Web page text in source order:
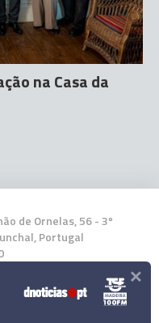
na Casa da
de Ornelas, 56 - 3º
Portugal
App ×